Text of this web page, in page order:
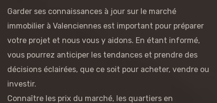
Garder ses connaissances à jour sur le marché
immobilier à Valenciennes est important pour préparer
votre projet et nous vous y aidons. En étant informé,
vous pourrez anticiper les tendances et prendre des
décisions éclairées, que ce soit pour acheter, vendre ou
investir.
Connaître les prix du marché, les quartiers en